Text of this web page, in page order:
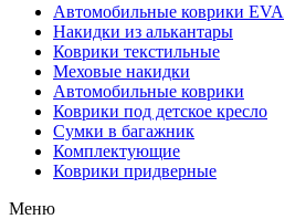
Автомобильные коврики EVA
Накидки из алькантары
Коврики текстильные
Меховые накидки
Автомобильные коврики
Коврики под детское кресло
Сумки в багажник
Комплектующие
Коврики придверные
Меню